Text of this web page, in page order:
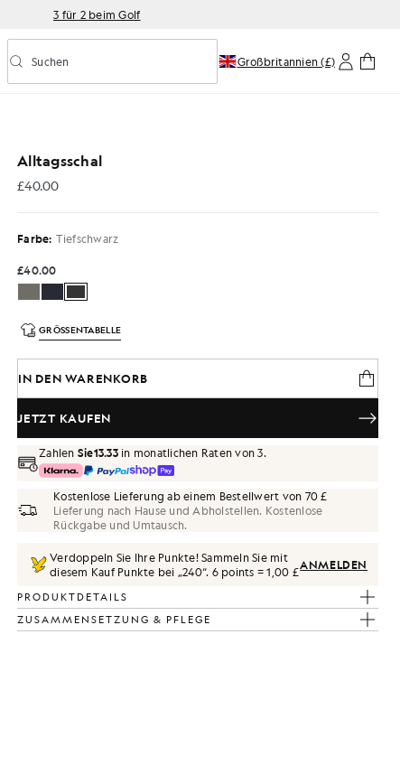
3 für 2 beim Golf
Vorausschauende Suche ein-/ausschalten
Suchen Großbritannien (£)
Alltagsschal
£40.00
£40.00
Farbe: Tiefschwarz
£40.00
GRÖSSENTABELLE
IN DEN WARENKORB
JETZT KAUFEN
Zahlen Sie13.33in monatlichen Raten von 3.
Kostenlose Lieferung ab einem Bestellwert von 70 £
Lieferung nach Hause und Abholstellen. Kostenlose
Rückgabe und Umtausch.
Verdoppeln Sie Ihre Punkte! Sammeln Sie mit
diesem Kauf Punkte bei „240“. 6 points = 1,00 £ANMELDEN
PRODUKTDETAILS
ZUSAMMENSETZUNG & PFLEGE